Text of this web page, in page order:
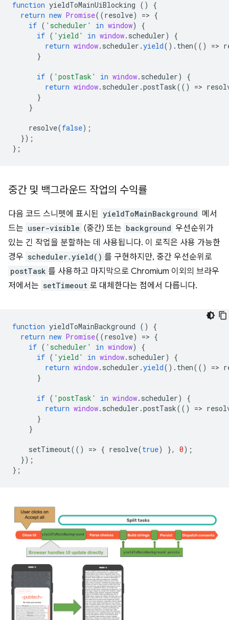
function yieldToMainUiBlocking ()
{
return new Promise((resolve) => {
if ( 'scheduler' in window)
{
if ( 'yield' in window. scheduler)
{
return window. scheduler .yield(). then(() =>
}
if ( 'postTask' in window. scheduler)
{
return window. scheduler .postTask(() =>
}
}
resolve(false);
});
};
중간 및 백그라운드 작업의 수익률
다음 코드 스니펫에 표시된 yieldToMainBackground 메서
드는 user-visible (중간) 또는 background 우선순위가
있는 긴 작업을 분할하는 데 사용됩니다. 이 로직은 사용 가능한
경우 scheduler.yield() 를 구현하지만, 중간 우선순위로
postTask 를 사용하고 마지막으로 Chromium 이외의 브라우
저에서는 setTimeout 로 대체한다는 점에서 다릅니다.
function yieldToMainBackground ()
{
return new Promise((resolve) => {
if ( 'scheduler' in window)
{
if ( 'yield' in window. scheduler)
{
return window. scheduler .yield(). then(() =>
}
if ( 'postTask' in window. scheduler)
{
return window. scheduler .postTask(() =>
}
}
setTimeout(() => { resolve(true) }, 0);
});
};